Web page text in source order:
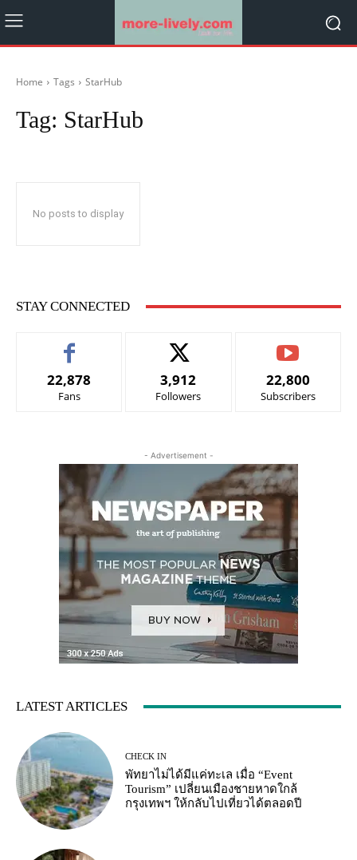
Home Tags StarHub
Tag: StarHub
No posts to display
STAY CONNECTED
22,878
Fans
3,912
Followers
22,800
Subscribers
- Advertisement -
LATEST ARTICLES
CHECK IN
พัทยาไม่ได้มีแค่ทะเล เมื่อ “Event
Tourism” เปลี่ยนเมืองชายหาดใกล้
กรุงเทพฯ ให้กลับไปเที่ยวได้ตลอดปี